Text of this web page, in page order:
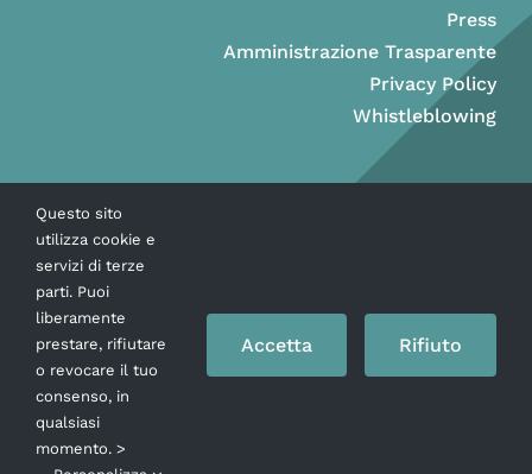
Press
Amministrazione Trasparente
Privacy Policy
Whistleblowing
Copyright © Ass. Teatro Stabile della Città di Napoli 2026
Questo sito
utilizza cookie e
servizi di terze
parti. Puoi
liberamente
prestare, rifiutare
o revocare il tuo
consenso, in
qualsiasi
momento. >
Accetta Rifiuto